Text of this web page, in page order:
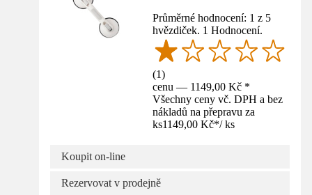
Průměrné hodnocení: 1 z 5
hvězdiček. 1 Hodnocení.
(1)
cenu — 1149,00 Kč *
Všechny ceny vč. DPH a bez
nákladů na přepravu za
ks1149,00 Kč*/ ks
Koupit on-line
Rezervovat v prodejně